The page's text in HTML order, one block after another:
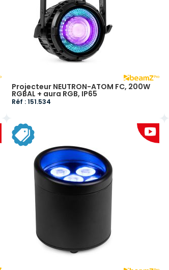
Projecteur NEUTRON-ATOM FC, 200W
RGBAL + aura RGB, IP65
Réf : 151.534